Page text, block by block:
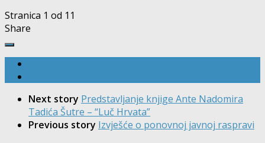
Stranica 1 od 1 1
Share
Next story Predstavljanje knjige Ante Nadomira
Tadića Šutre – “Luč Hrvata”
Previous story Izvješće o ponovnoj javnoj raspravi